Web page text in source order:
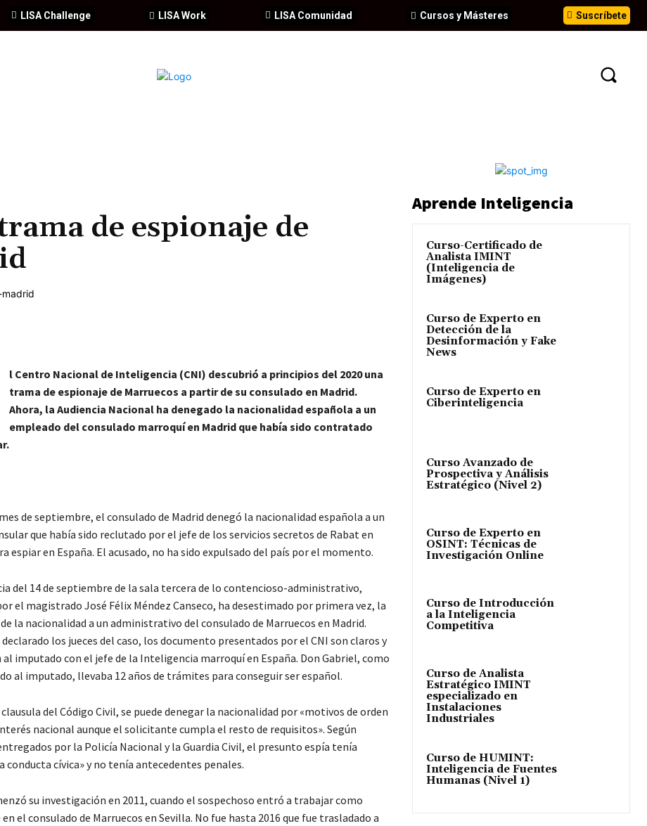
Suscríbete
Cursos y Másteres
LISA Comunidad
LISA Work
LISA Challenge
de espionaje de
l Centro Nacional de Inteligencia (CNI) descubrió a principios del 2020 una
trama de espionaje de Marruecos a partir de su consulado en Madrid.
Ahora, la Audiencia Nacional ha denegado la nacionalidad española a un
empleado del consulado marroquí en Madrid que había sido contratado
de septiembre, el consulado de Madrid denegó la nacionalidad española a un
que había sido reclutado por el jefe de los servicios secretos de Rabat en
espiar en España. El acusado, no ha sido expulsado del país por el momento.
del 14 de septiembre de la sala tercera de lo contencioso-administrativo,
el magistrado José Félix Méndez Canseco, ha desestimado por primera vez, la
la nacionalidad a un administrativo del consulado de Marruecos en Madrid.
declarado los jueces del caso, los documento presentados por el CNI son claros y
imputado con el jefe de la Inteligencia marroquí en España. Don Gabriel, como
al imputado, llevaba 12 años de trámites para conseguir ser español.
clausula del Código Civil, se puede denegar la nacionalidad por «motivos de orden
nacional aunque el solicitante cumpla el resto de requisitos». Según
por la Policía Nacional y la Guardia Civil, el presunto espía tenía
conducta cívica» y no tenía antecedentes penales.
su investigación en 2011, cuando el sospechoso entró a trabajar como
el consulado de Marruecos en Sevilla. No fue hasta 2016 que fue trasladado a
Aprende Inteligencia
Curso-Certificado de
Analista IMINT
(Inteligencia de
Imágenes)
Curso de Experto en
Detección de la
Desinformación y Fake
News
Curso de Experto en
Ciberinteligencia
Curso Avanzado de
Prospectiva y Análisis
Estratégico (Nivel 2)
Curso de Experto en
OSINT: Técnicas de
Investigación Online
Curso de Introducción
a la Inteligencia
Competitiva
Curso de Analista
Estratégico IMINT
especializado en
Instalaciones
Industriales
Curso de HUMINT:
Inteligencia de Fuentes
Humanas (Nivel 1)